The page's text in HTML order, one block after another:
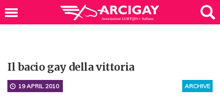
Il bacio gay della vittoria
ARCHIVE
19 APRIL 2010